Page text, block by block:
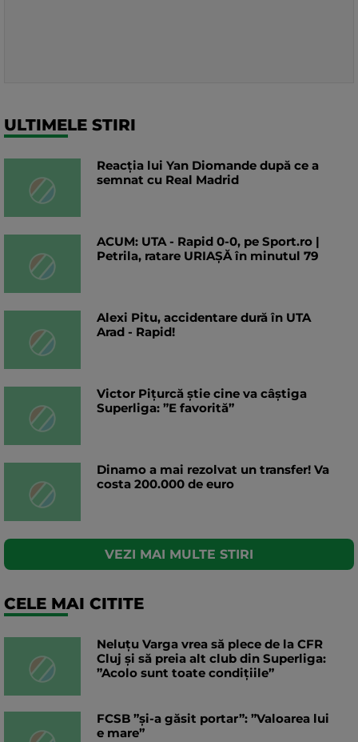
ULTIMELE STIRI
Reacția lui Yan Diomande după ce a
semnat cu Real Madrid
ACUM: UTA - Rapid 0-0, pe Sport.ro |
Petrila, ratare URIAȘĂ în minutul 79
Alexi Pitu, accidentare dură în UTA
Arad - Rapid!
Victor Pițurcă știe cine va câștiga
Superliga: ”E favorită”
Dinamo a mai rezolvat un transfer! Va
costa 200.000 de euro
VEZI MAI MULTE STIRI
CELE MAI CITITE
Neluțu Varga vrea să plece de la CFR
Cluj și să preia alt club din Superliga:
”Acolo sunt toate condițiile”
FCSB ”și-a găsit portar”: ”Valoarea lui
e mare”